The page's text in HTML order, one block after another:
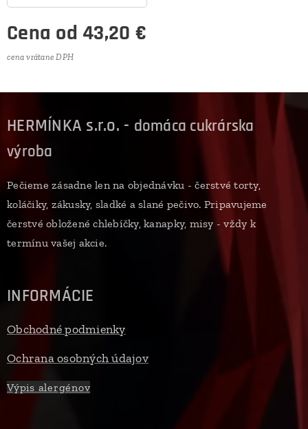
Cena od 43,20 €
cena vrátane DPH
HERMÍNKA s.r.o. - domáca cukrárska
výroba
Pečieme zásadne len na objednávku - čerstvé torty,
koláčiky, zákusky, sladké a slané pečivo. Pripavujeme
čerstvé obložené chlebíčky, kanapky, misy - vždy k
termínu vašej akcie.
INFORMÁCIE
Obchodné podmienky
Ochrana osobných údajov
Výpis alergénov